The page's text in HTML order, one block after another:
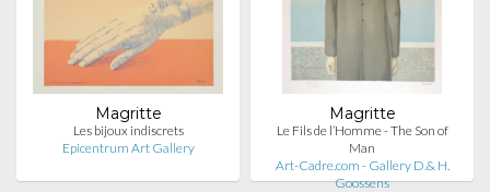
Magritte
Les bijoux indiscrets
Epicentrum Art Gallery
Magritte
Le Fils de l’Homme - The Son of
Man
Art-Cadre.com - Gallery D.& H.
Goossens